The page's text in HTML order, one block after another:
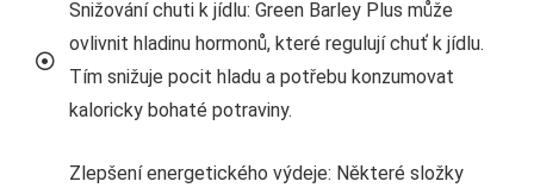
Snižování chuti k jídlu: Green Barley Plus může
ovlivnit hladinu hormonů, které regulují chuť k jídlu.
Tím snižuje pocit hladu a potřebu konzumovat
kaloricky bohaté potraviny.
Zlepšení energetického výdeje: Některé složky